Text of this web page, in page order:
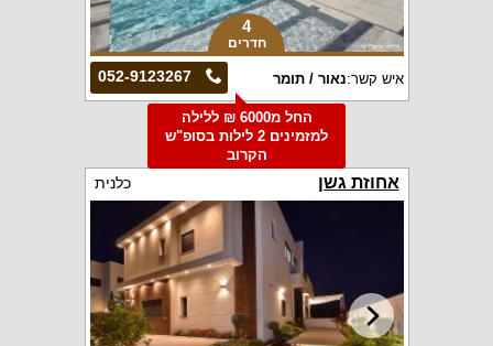
4
חדרים
052-9123267 איש קשר:נאור / תומר
החל מ6000 ₪ ללילה
למזמינים 2 לילות בסופ"ש
הקרוב
אחוזת גשן כלנית